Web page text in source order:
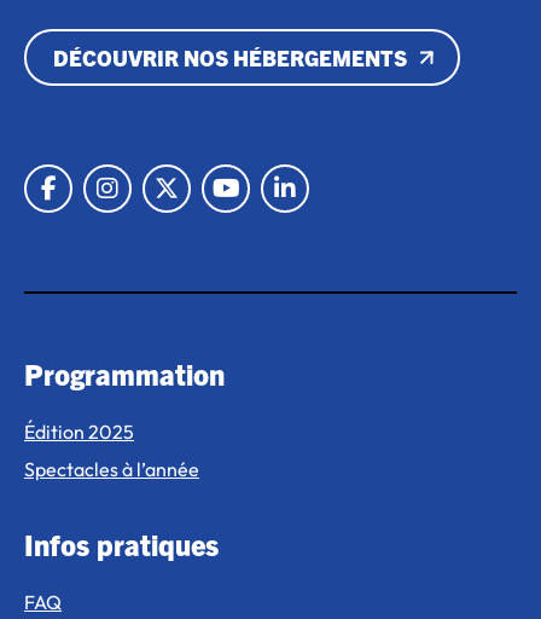
DÉCOUVRIR NOS HÉBERGEMENTS
Lien vers Facebook
Lien vers Instagram
Lien vers XLien vers Youtube
Lien vers Linkedin
Programmation
Édition 2025
Spectacles à l’année
Infos pratiques
FAQ